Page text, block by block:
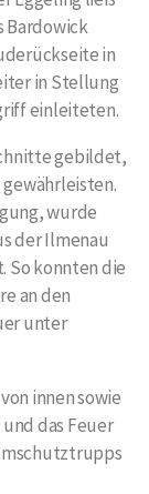
Bardowick
in
in Stellung
einleiteten.
gebildet,
wurde
der Ilmenau
So konnten die
an den
unter
innen sowie
das Feuer